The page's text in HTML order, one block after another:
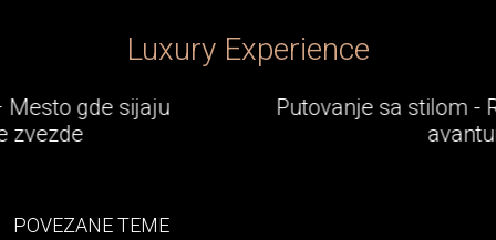
Luxury Experience
Putovanje sa stilom - Rolls-Royce epska
POVEZANE TEME